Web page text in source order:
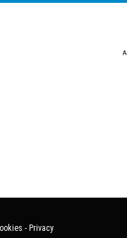
- Privacy